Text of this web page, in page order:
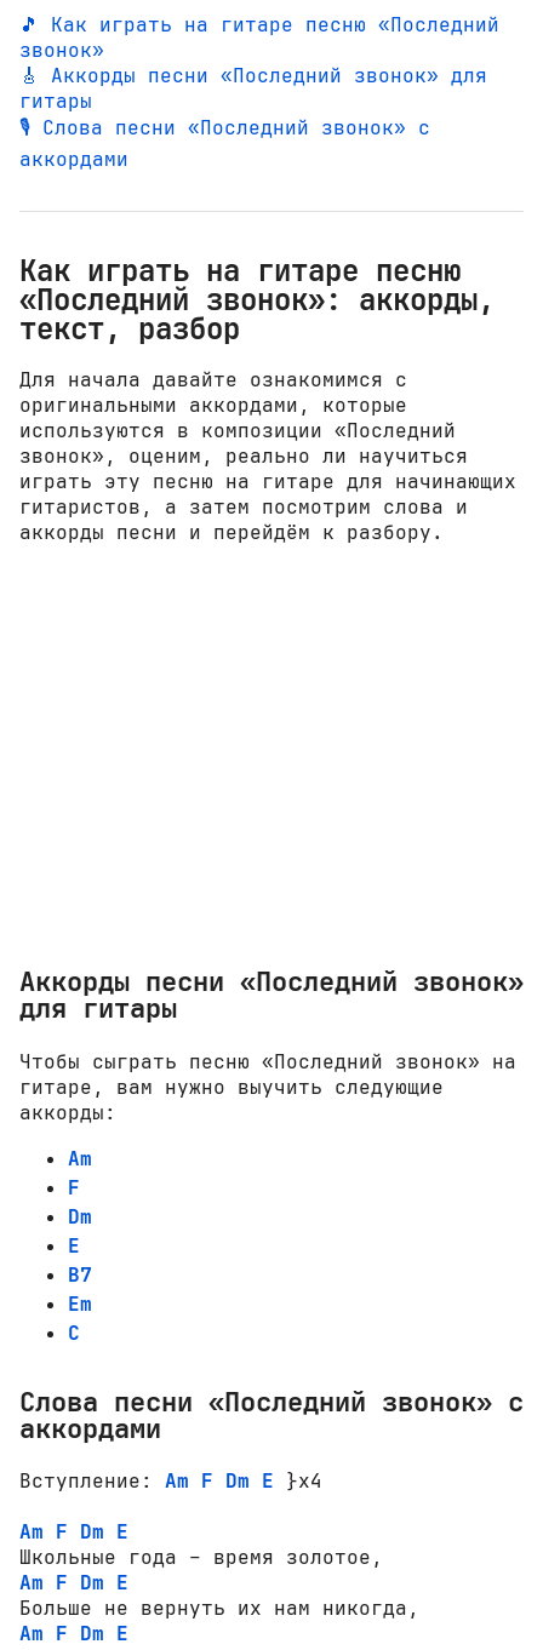
🎵 Как играть на гитаре песню «Последний
звонок»
🎸 Аккорды песни «Последний звонок» для
гитары
🎙️ Слова песни «Последний звонок» с
аккордами
Как играть на гитаре песню
«Последний звонок»: аккорды,
текст, разбор
Для начала давайте ознакомимся с
оригинальными аккордами, которые
используются в композиции «Последний
звонок», оценим, реально ли научиться
играть эту песню на гитаре для начинающих
гитаристов, а затем посмотрим слова и
аккорды песни и перейдём к разбору.
Аккорды песни «Последний звонок»
для гитары
Чтобы сыграть песню «Последний звонок» на
гитаре, вам нужно выучить следующие
аккорды:
Am
F
Dm
E
B7
Em
C
Слова песни «Последний звонок» с
аккордами
Вступление: Am F Dm E }x4
Am F Dm E
Am F Dm E
Am F Dm E